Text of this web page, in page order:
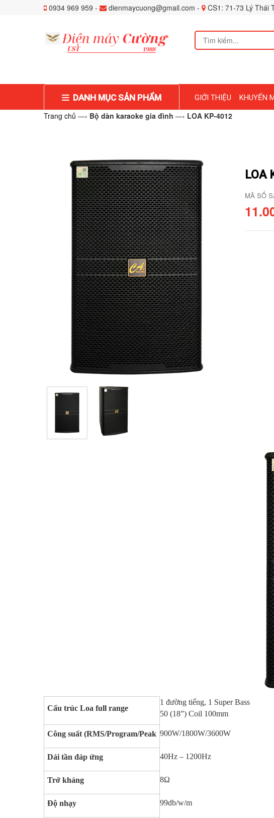
0934 969 959 - dienmaycuong@gmail.com - CS1: 71-73 Lý Thái
DANH MỤC SẢN PHẨM GIỚI THIỆU KHUYẾN
Trang chủ —› Bộ dàn karaoke gia đình —› LOA KP-4012
LOA
MÃ SỐ
Cấu trúc Loa full range
1 đường tiếng, 1 Super Bass
50 (18”) Coil 100mm
Công suất (RMS/Program/Peak 900W/1800W/3600W
Dải tần đáp ứng 40Hz – 1200Hz
Trở kháng 8Ω
Độ nhạy 99db/w/m